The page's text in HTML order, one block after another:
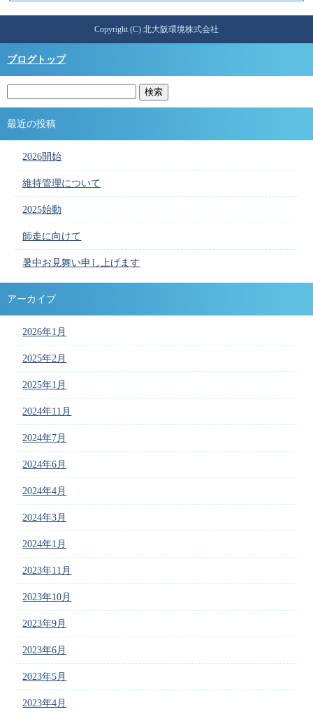
Copyright (C) 北大阪環境株式会社
ブログトップ
最近の投稿
2026開始
維持管理について
2025始動
師走に向けて
暑中お見舞い申し上げます
アーカイブ
2026年1月
2025年2月
2025年1月
2024年11月
2024年7月
2024年6月
2024年4月
2024年3月
2024年1月
2023年11月
2023年10月
2023年9月
2023年6月
2023年5月
2023年4月